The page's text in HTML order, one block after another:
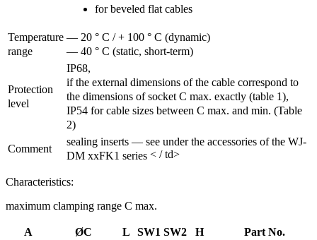
for beveled flat cables
Temperature
range
— 20 ° C / + 100 ° C (dynamic)
— 40 ° C (static, short-term)
Protection
level
IP68,
if the external dimensions of the cable correspond to
the dimensions of socket C max. exactly (table 1),
IP54 for cable sizes between C max. and min. (Table
2)
Comment
sealing inserts — see under the accessories of the WJ-
DM xxFK1 series < / td>
Characteristics:
maximum clamping range C max.
A ØC L SW1 SW2 H
Part No.